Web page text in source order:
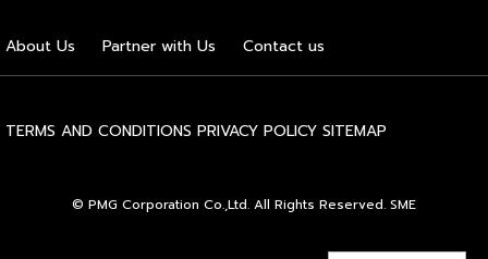
ในแวดวงธุรกิจต่อไปได้ไม่ยาก และเหตุผลประการสุดท้ายคือ
การเข้าถึงแหล่งเงินทุนได้ง่ายกว่าธุรกิจทั่วไป สถาบันการเงินส่วน
ใหญ่ให้ความไว้วางใจและอนุมัติสินเชื่อแก่ผู้ขอซื้อแฟรนไชส์ที่เป็น
Optimization ด้วย AI แต่ต้องย้ำว่าเครื่องมือทำหน้าที่ “รับใช้
กลยุทธ์” […]
About Us Partner with Us Contact us
TERMS AND CONDITIONS PRIVACY POLICY SITEMAP
© PMG Corporation Co.,Ltd. All Rights Reserved. SME